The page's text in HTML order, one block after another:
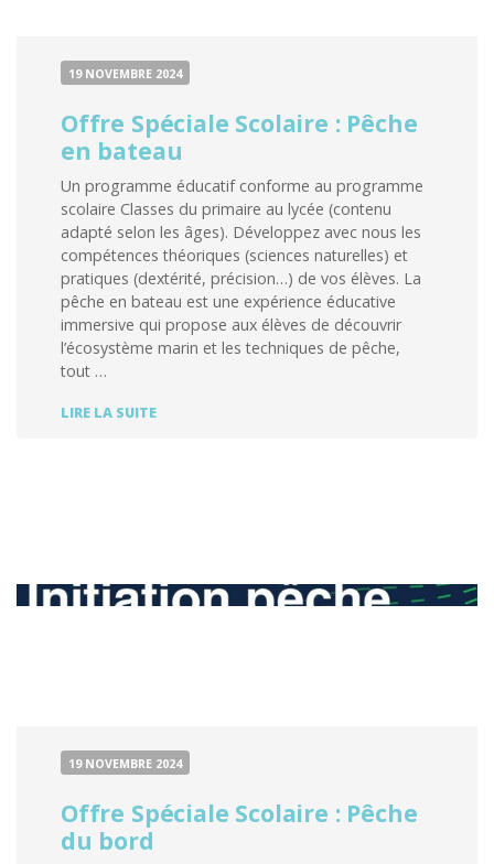
19 NOVEMBRE 2024
Offre Spéciale Scolaire : Pêche
en bateau
Un programme éducatif conforme au programme
scolaire Classes du primaire au lycée (contenu
adapté selon les âges). Développez avec nous les
compétences théoriques (sciences naturelles) et
pratiques (dextérité, précision…) de vos élèves. La
pêche en bateau est une expérience éducative
immersive qui propose aux élèves de découvrir
l’écosystème marin et les techniques de pêche,
tout …
LIRE LA SUITEOFFRE
19 NOVEMBRE 2024
Offre Spéciale Scolaire : Pêche
du bord